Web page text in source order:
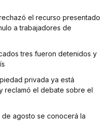
el recurso presentado
a trabajadores de
tres fueron detenidos y
privada ya está
reclamó el debate sobre el
de agosto se conocerá la